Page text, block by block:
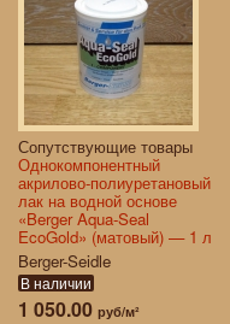
Сопутствующие товары
Однокомпонентный
акрилово-полиуретановый
лак на водной основе
«Berger Aqua-Seal
EcoGold» (матовый) — 1 л
Berger-Seidle
В наличии
1 050.00руб/м²